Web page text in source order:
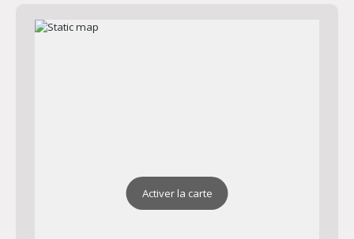
Activer la carte